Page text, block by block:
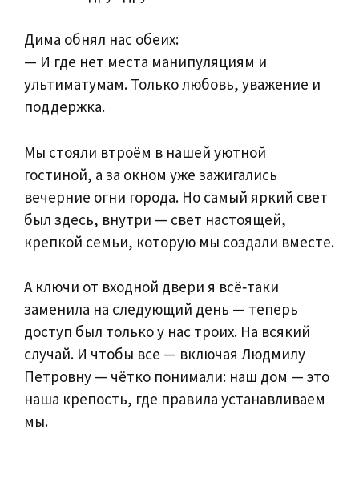
Дима обнял нас обеих:
— И где нет места манипуляциям и
ультиматумам. Только любовь, уважение и
поддержка.
Мы стояли втроём в нашей уютной
гостиной, а за окном уже зажигались
вечерние огни города. Но самый яркий свет
был здесь, внутри — свет настоящей,
крепкой семьи, которую мы создали вместе.
А ключи от входной двери я всё‑таки
заменила на следующий день — теперь
доступ был только у нас троих. На всякий
случай. И чтобы все — включая Людмилу
Петровну — чётко понимали: наш дом — это
наша крепость, где правила устанавливаем
мы.